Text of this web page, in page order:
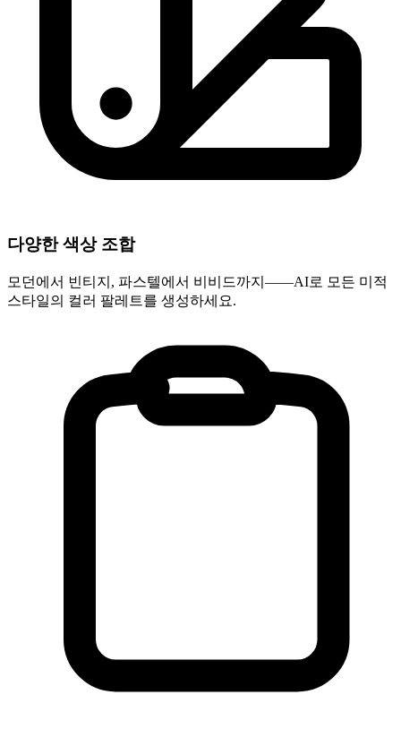
다양한 색상 조합
모던에서 빈티지, 파스텔에서 비비드까지——AI로 모든 미적
스타일의 컬러 팔레트를 생성하세요.